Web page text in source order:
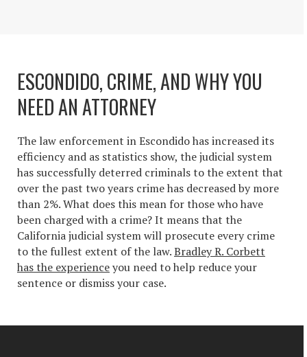
ESCONDIDO, CRIME, AND WHY YOU
NEED AN ATTORNEY
The law enforcement in Escondido has increased its
efficiency and as statistics show, the judicial system
has successfully deterred criminals to the extent that
over the past two years crime has decreased by more
than 2%. What does this mean for those who have
been charged with a crime? It means that the
California judicial system will prosecute every crime
to the fullest extent of the law.Bradley R. Corbett
has the experienceyou need to help reduce your
sentence or dismiss your case.